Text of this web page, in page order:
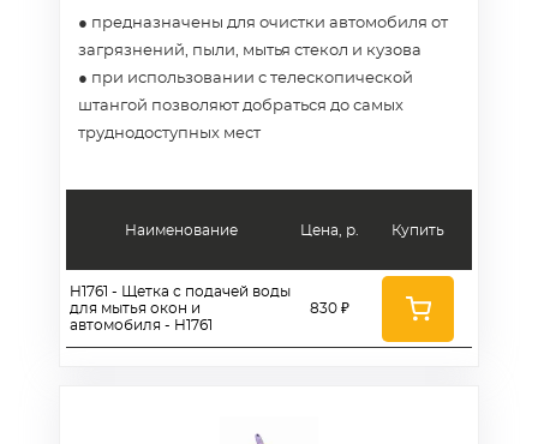
● предназначены для очистки автомобиля от
загрязнений, пыли, мытья стекол и кузова
● при использовании с телескопической
штангой позволяют добраться до самых
труднодоступных мест
Наименование
H1761 - Щетка с подачей воды
для мытья окон и
автомобиля - H1761
Цена, р.
830 ₽
Купить